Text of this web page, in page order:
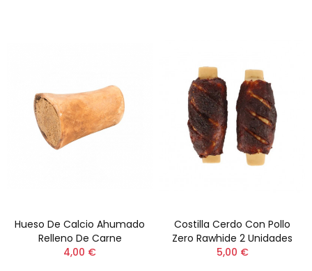
Hueso De Calcio Ahumado
Relleno De Carne
4,00 €
Costilla Cerdo Con Pollo
Zero Rawhide 2 Unidades
5,00 €